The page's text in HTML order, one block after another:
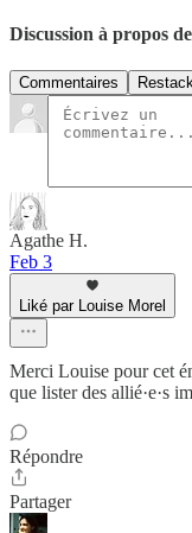
Discussion à propos
Commentaires
Agathe H.
Feb 3
Liké par Louise Morel
Merci Louise pour cet
que lister des allié·e·s
Répondre
Partager